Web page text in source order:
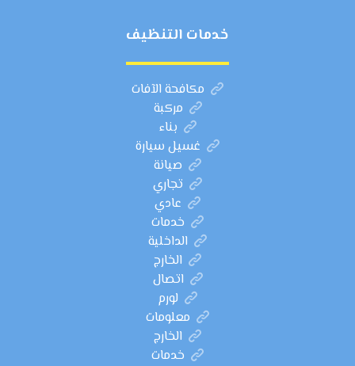
خدمات التنظيف
مكافحة الآفات
مركبة
بناء
غسيل سيارة
صيانة
تجاري
عادي
خدمات
الداخلية
الخارج
اتصال
لورم
معلومات
الخارج
خدمات